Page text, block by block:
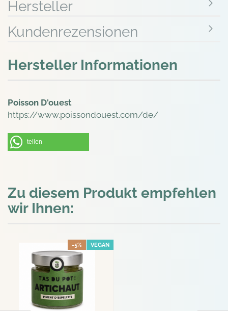
Hersteller
Kundenrezensionen
Hersteller Informationen
Poisson D'ouest
https://www.poissondouest.com/de/
teilen
Zu diesem Produkt empfehlen
wir Ihnen:
-5% VEGAN